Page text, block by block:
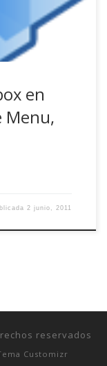
en
Menu,
2 junio, 2011
reservados
Customizr